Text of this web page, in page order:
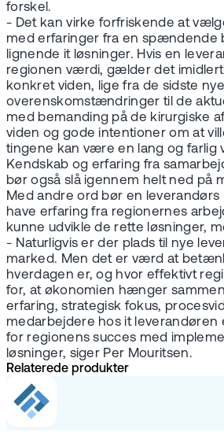
forskel.
- Det kan virke forfriskende at
med erfaringer fra en spændende
lignende it løsninger. Hvis en
regionen værdi, gælder det
konkret viden, lige fra de sidste nye
overenskomstændringer til de
med bemanding på de kirurgiske
viden og gode intentioner om at
tingene kan være en lang og farlig
Kendskab og erfaring fra
bør også slå igennem helt ned på
Med andre ord bør en
have erfaring fra regionernes
kunne udvikle de rette løsninger,
- Naturligvis er der plads til nye
marked. Men det er værd at
hverdagen er, og hvor effektivt
for, at økonomien hænger
erfaring, strategisk fokus,
medarbejdere hos it leverandøren
for regionens succes med
løsninger, siger Per Mouritsen.
Relaterede produkter